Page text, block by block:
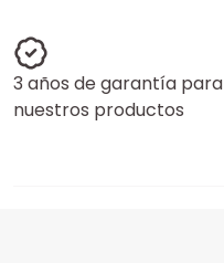
3 años de garantía para
nuestros productos